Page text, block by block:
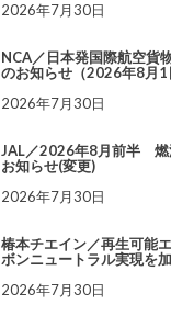
2026年7月30日
NCA／日本発国際航空貨
のお知らせ（2026年8月
2026年7月30日
JAL／2026年8月前半 燃
お知らせ(変更)
2026年7月30日
椿本チエイン／再生可能
ボンニュートラル実現を
2026年7月30日